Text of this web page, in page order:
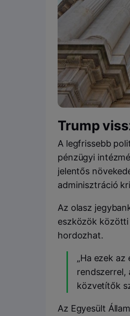
Trump
A legfrissebb
pénzügyi
jelentős
adminisztráció
Az olasz
eszközök
hordozhat.
„Ha ezek
rendszerrel,
közvetítők
Az Egyesült